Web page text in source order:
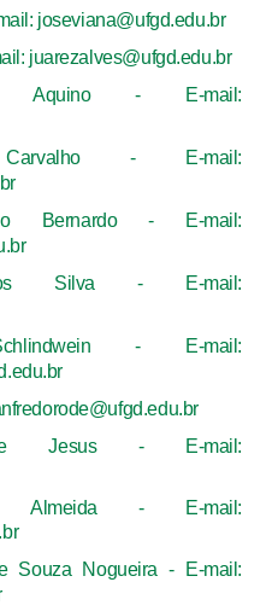
joseviana@ufgd.edu.br
juarezalves@ufgd.edu.br
Aquino - E-mail:
- E-mail:
Bernardo - E-mail:
Silva - E-mail:
- E-mail:
Jesus - E-mail:
Almeida - E-mail:
Souza Nogueira - E-mail: